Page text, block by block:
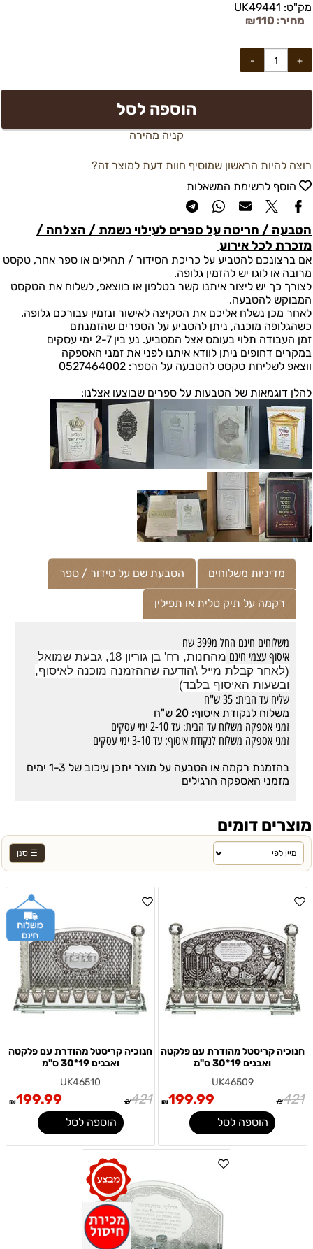
מק"ט: UK49441
מחיר:
₪110
הוספה לסל
קניה מהירה
רוצה להיות הראשון שמוסיף חוות דעת למוצר זה?
הוסף לרשימת המשאלות
הטבעה / חריטה על ספרים לעילוי נשמת / הצלחה /
מזכרת לכל אירוע
אם ברצונכם להטביע על כריכת הסידור / תהילים או ספר אחר, טקסט
מרובה או לוגו יש להזמין גלופה.
לצורך כך יש ליצור איתנו קשר בטלפון או בווצאפ, לשלוח את הטקסט
המבוקש להטבעה.
לאחר מכן נשלח אליכם את הסקיצה לאישור ונזמין עבורכם גלופה.
כשהגלופה מוכנה, ניתן להטביע על הספרים שהזמנתם
זמן העבודה תלוי בעומס אצל המטביע. נע בין 2-7 ימי עסקים
במקרים דחופים ניתן לוודא איתנו לפני את זמני האספקה
ווצאפ לשליחת טקסט להטבעה על הספר: 0527464002
להלן דוגמאות של הטבעות על ספרים שבוצעו אצלנו:
מדיניות משלוחים הטבעת שם על סידור / ספר
רקמה על תיק טלית או תפילין
משלוחים חינם החל מ399 שח
איסוף עצמי חינם
מהחנות, רח' בן גוריון 18, גבעת שמואל
(לאחר קבלת מייל \הודעה שההזמנה מוכנה לאיסוף,
ובשעות האיסוף בלבד)
שליח עד הבית: 35 ש"ח
משלוח לנקודת איסוף: 20 ש"ח
זמני אספקה משלוח עד הבית: עד 2-10 ימי עסקים
זמני אספקה משלוח לנקודת איסוף: עד 3-10 ימי עסקים
בהזמנת רקמה או הטבעה על מוצר יתכן עיכוב של 1-3 ימים
מזמני האספקה הרגילים
מוצרים דומים
☰ סנן
חנוכיה קריסטל מהודרת עם פלקטה
ואבנים 19*30 ס"מ
UK46509
₪421
₪199.99
הוספה לסל
חנוכיה קריסטל מהודרת עם פלקטה
ואבנים 19*30 ס"מ
UK46510
₪421
₪199.99
הוספה לסל